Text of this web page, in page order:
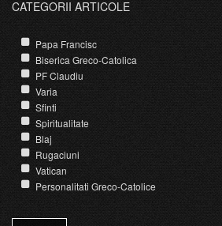
CATEGORII ARTICOLE
Papa Francisc
Biserica Greco-Catolica
PF Claudiu
Varia
Sfinti
Spiritualitate
Blaj
Rugaciuni
Vatican
Personalitati Greco-Catolice